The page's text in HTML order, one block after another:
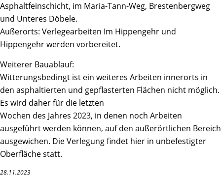
Asphaltfeinschicht, im Maria-Tann-Weg, Brestenbergweg
und Unteres Döbele.
Außerorts: Verlegearbeiten Im Hippengehr und
Hippengehr werden vorbereitet.
Weiterer Bauablauf:
Witterungsbedingt ist ein weiteres Arbeiten innerorts in
den asphaltierten und gepflasterten Flächen nicht möglich.
Es wird daher für die letzten
Wochen des Jahres 2023, in denen noch Arbeiten
ausgeführt werden können, auf den außerörtlichen Bereich
ausgewichen. Die Verlegung findet hier in unbefestigter
Oberfläche statt.
28.11.2023